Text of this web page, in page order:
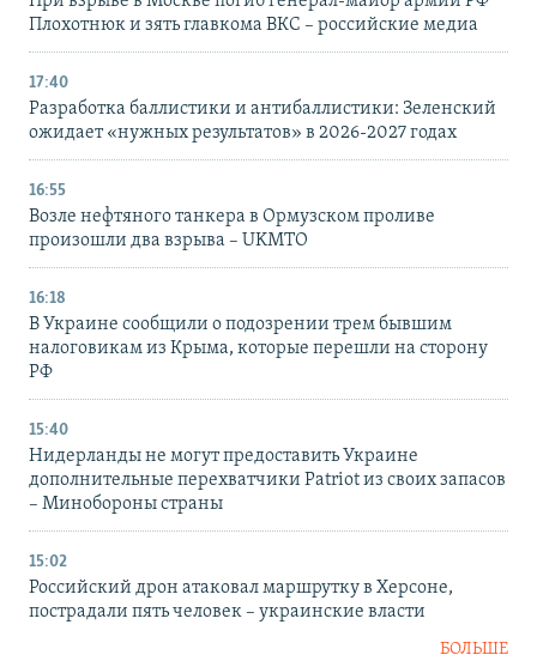
Плохотнюк и зять главкома ВКС – российские медиа
17:40
Разработка баллистики и антибаллистики: Зеленский
ожидает «нужных результатов» в 2026-2027 годах
16:55
Возле нефтяного танкера в Ормузском проливе
произошли два взрыва – UKMTO
16:18
В Украине сообщили о подозрении трем бывшим
налоговикам из Крыма, которые перешли на сторону
РФ
15:40
Нидерланды не могут предоставить Украине
дополнительные перехватчики Patriot из своих запасов
– Минобороны страны
15:02
Российский дрон атаковал маршрутку в Херсоне,
пострадали пять человек – украинские власти
БОЛЬШЕ